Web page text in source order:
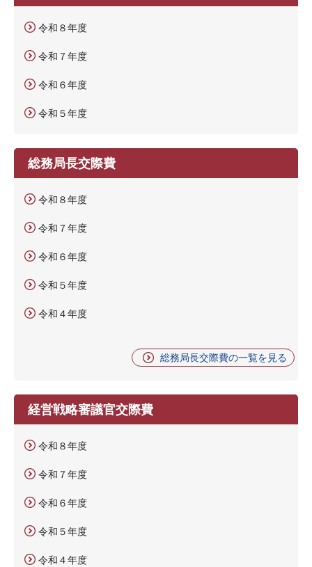
令和８年度
令和７年度
令和６年度
令和５年度
総務局長交際費
令和８年度
令和７年度
令和６年度
令和５年度
令和４年度
総務局長交際費の一覧を見る
経営戦略審議官交際費
令和８年度
令和７年度
令和６年度
令和５年度
令和４年度